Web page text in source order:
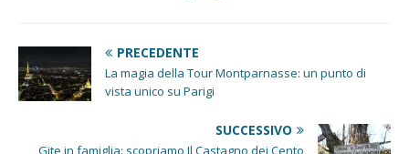
PRECEDENTE
La magia della Tour Montparnasse: un punto di
vista unico su Parigi
SUCCESSIVO
Gite in famiglia: scopriamo Il Castagno dei Cento